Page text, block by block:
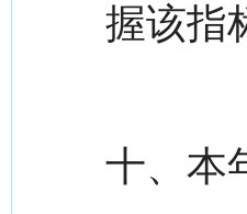
握该指
十、本